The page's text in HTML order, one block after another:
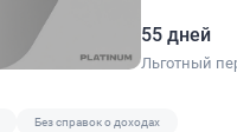
55 дней
Льготный
Без справок о доходах